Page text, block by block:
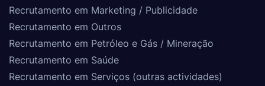
Recrutamento em Marketing / Publicidade
Recrutamento em Outros
Recrutamento em Petróleo e Gás / Mineração
Recrutamento em Saúde
Recrutamento em Serviços (outras actividades)